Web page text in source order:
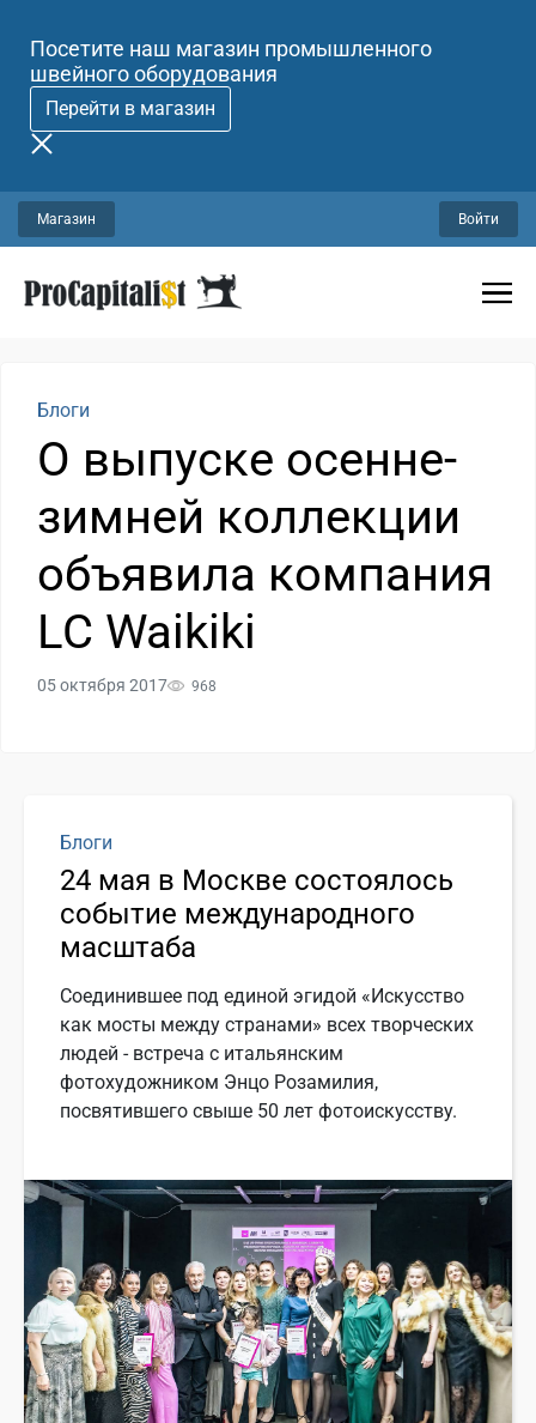
Посетите наш магазин промышленного
швейного оборудования
Перейти в магазин
Магазин Войти
Блоги
О выпуске осенне-
зимней коллекции
объявила компания
LC Waikiki
05 октября 2017 968
Блоги
24 мая в Москве состоялось
событие международного
масштаба
Соединившее под единой эгидой «Искусство
как мосты между странами» всех творческих
людей - встреча с итальянским
фотохудожником Энцо Розамилия,
посвятившего свыше 50 лет фотоискусству.